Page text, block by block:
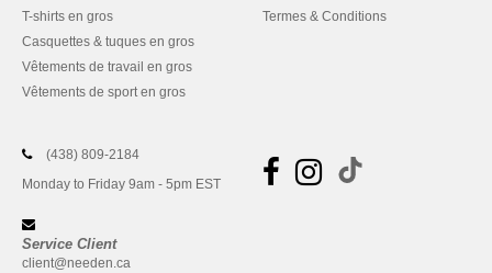
T-shirts en gros
Casquettes & tuques en gros
Vêtements de travail en gros
Vêtements de sport en gros
Termes & Conditions
(438) 809-2184
Monday to Friday 9am - 5pm EST
Service Client
client@needen.ca